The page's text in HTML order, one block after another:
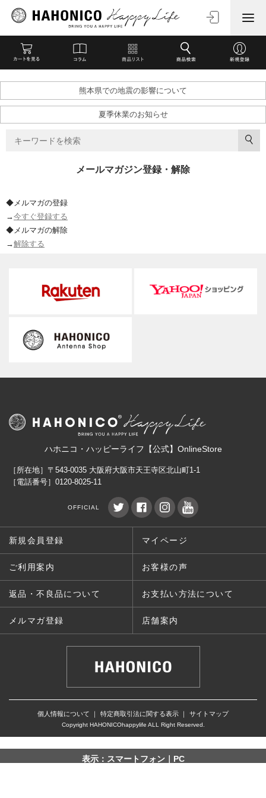
熊本県での地震の影響について
夏季休業のお知らせ
メールマガジン登録・解除
◆メルマガの登録
→今すぐ登録する
◆メルマガの解除
→解除する
ハホニコ・ハッピーライフ【公式】OnlineStore
［所在地］〒543-0035 大阪府大阪市天王寺区北山町1-1
［電話番号］0120-8025-11
OFFICIAL
新規会員登録 マイページ
ご利用案内 お客様の声
返品・不良品について お支払い方法について
メルマガ登録 店舗案内
個人情報について ｜ 特定商取引法に関する表示 ｜ サイトマップ
Copyright HAHONICOhappylife ALL Right Reserved.
表示：スマートフォン｜ PC